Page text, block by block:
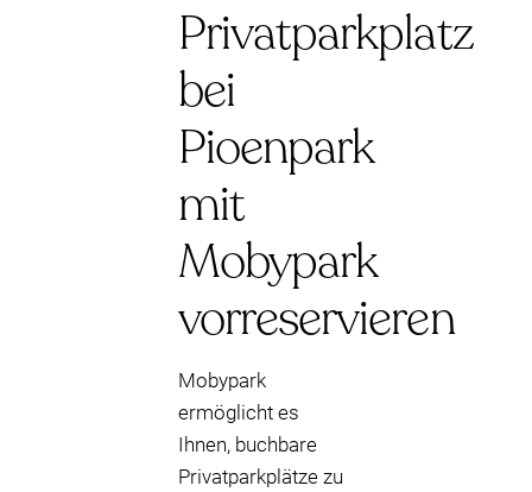
Privatparkplatz
bei
Pioenpark
mit
Mobypark
vorreservieren
Mobypark
ermöglicht es
Ihnen, buchbare
Privatparkplätze zu